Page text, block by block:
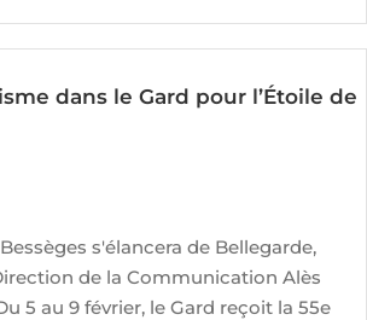
dans le Gard pour l’Étoile de
s'élancera de Bellegarde,
de la Communication Alès
5 au 9 février, le Gard reçoit la 55e